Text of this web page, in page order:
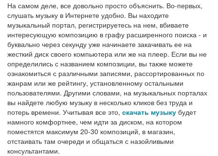
На самом деле, все довольно просто объяснить. Во-первых,
слушать музыку в Интернете удобно. Вы находите
музыкальный портал, регистрируетесь на нем, вбиваете
интересующую композицию в графу расширенного поиска - и
буквально через секунду уже начинаете закачивать ее на
жесткий диск своего компьютера или же на плеер. Если вы не
определились с названием композиции, вы также можете
ознакомиться с различными записями, рассортированных по
жанрам или же рейтингу, установленному остальными
пользователями. Другими словами, на музыкальных порталах
вы найдете любую музыку в несколько кликов без труда и
потерь времени. Учитывая все это, скачать музыку будет
намного комфортнее, чем идти за диском, на котором
поместятся максимум 20-30 композиций, в магазин,
отстаивать там очереди и общаться с назойливыми
консультантами.